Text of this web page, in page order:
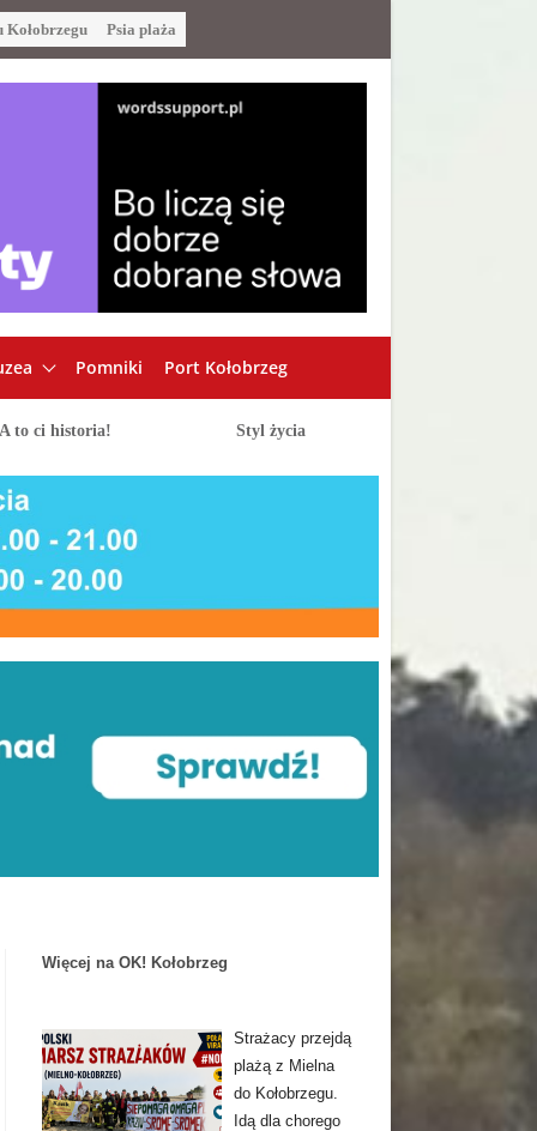
Kołobrzegu Psia plaża
Pomniki Port Kołobrzeg
A to ci historia! Styl życia
Więcej na OK! Kołobrzeg
Strażacy przejdą
plażą z Mielna
do Kołobrzegu.
Idą dla chorego